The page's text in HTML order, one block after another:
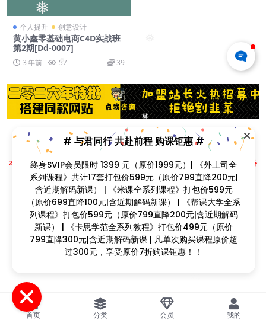
❅
❅
❅
❅
❅
❅
❅
❅
❅
❅
个人提升 创意设计
黄小鑫零基础电商C4D实战班
第2期[Dd-0007]
3 年前 57 39
Copyright © 2023
- All rights reserved
本站支持课程资源互换，优质课程资源互换请联系微信在线客服：zkcw598 (备
注：课程互换)
闽ICP备2022077749号
首页 分类 会员 我的
# 与君同行 共赴前程 购课钜惠 #
终身SVIP会员限时 1399 元（原价1999元）| 《外土司全
系列课程》共计17套打包价599元（原价799直降200元|
含近期解码新课） | 《米课全系列课程》打包价599元
（原价699直降100元|含近期解码新课） | 《帮课大学全系
列课程》打包价599元（原价799直降200元|含近期解码
新课） | 《卡思学范全系列教程》打包价499元（原价
799直降300元|含近期解码新课 | 凡单次购买课程原价超
过300元，享受原价7折购课钜惠！！